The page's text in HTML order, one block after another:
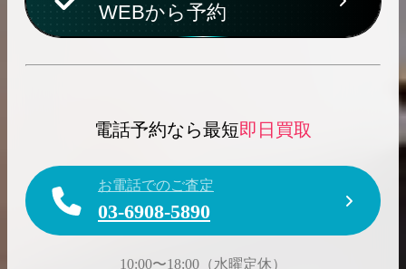
WEBから予約
電話予約なら最短即日買取
お電話でのご査定
03-6908-5890
10:00〜18:00（水曜定休）